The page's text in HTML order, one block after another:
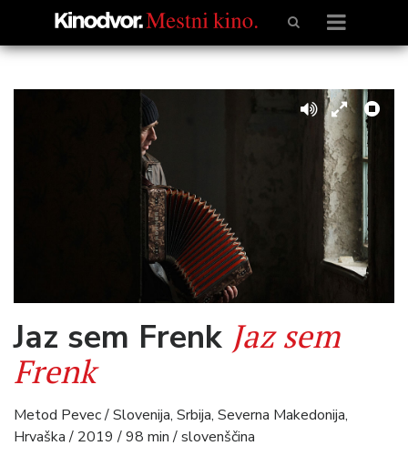
Jaz sem Frenk Jaz sem
Frenk
Metod Pevec / Slovenija, Srbija, Severna Makedonija,
Hrvaška / 2019 / 98 min / slovenščina